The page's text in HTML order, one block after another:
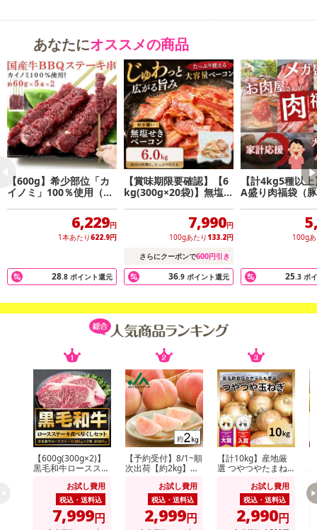
あなたにオススメの商品
【600g】希少部位「カ
イノミ」100％使用（国
産牛）BBQステーキ串約
6,229円
1本あたり622.9円
28.8 ポイント還元
【賞味期限要確認】【6
kg(300g×20袋)】無塩せ
きベーコン 【形不揃
7,990円
100gあたり 133.2円
さらにクーポンで600円引き
36.9 ポイント還元
【計4kg5種以
A盛り肉福袋（
100g
25.3 ポ
【600g(300g×2)】
黒毛和牛ロースステ
お試し費用
税込・送料込
7,999円
【予約受付】8/1~順
次出荷【約2kg】山
玉数おまかせ)※ご家
お試し費用
税込・送料込
2,999円
【計10kg】産地厳
選 つやつやたまね
お試し費用
税込・送料込
2,990円